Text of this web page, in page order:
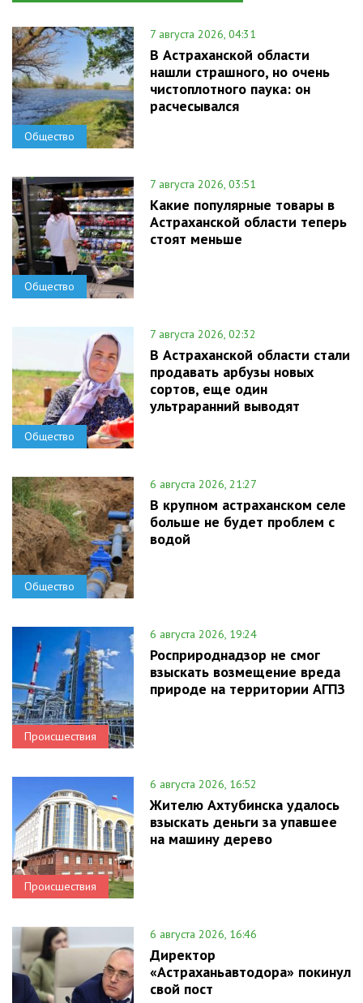
Общество
7 августа 2026, 04:31
В Астраханской области
нашли страшного, но очень
чистоплотного паука: он
расчесывался
Общество
7 августа 2026, 03:51
Какие популярные товары в
Астраханской области теперь
стоят меньше
Общество
7 августа 2026, 02:32
В Астраханской области стали
продавать арбузы новых
сортов, еще один
ультраранний выводят
Общество
6 августа 2026, 21:27
В крупном астраханском селе
больше не будет проблем с
водой
Происшествия
6 августа 2026, 19:24
Росприроднадзор не смог
взыскать возмещение вреда
природе на территории АГПЗ
Происшествия
6 августа 2026, 16:52
Жителю Ахтубинска удалось
взыскать деньги за упавшее
на машину дерево
6 августа 2026, 16:46
Директор
«Астраханьавтодора» покинул
свой пост